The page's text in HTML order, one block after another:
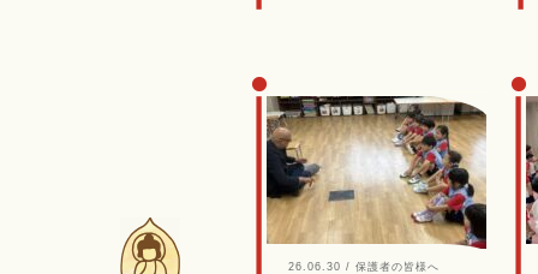
26.06.30 / 保護者の皆様へ